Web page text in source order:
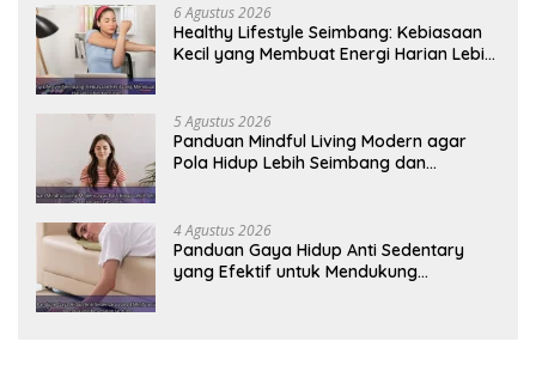
6 Agustus 2026
Healthy Lifestyle Seimbang: Kebiasaan
Kecil yang Membuat Energi Harian Lebih
5 Agustus 2026
Panduan Mindful Living Modern agar
Pola Hidup Lebih Seimbang dan
4 Agustus 2026
Panduan Gaya Hidup Anti Sedentary
yang Efektif untuk Mendukung